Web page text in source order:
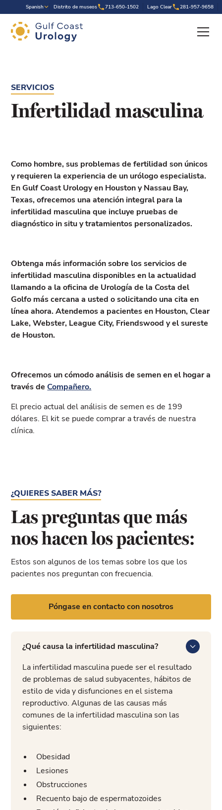
Spanish Distrito de museos 713-650-1502 Lago Clear 281-957-9658
SERVICIOS
Infertilidad masculina
Como hombre, sus problemas de fertilidad son únicos
y requieren la experiencia de un urólogo especialista.
En Gulf Coast Urology en Houston y Nassau Bay,
Texas, ofrecemos una atención integral para la
infertilidad masculina que incluye pruebas de
diagnóstico in situ y tratamientos personalizados.
Obtenga más información sobre los servicios de
infertilidad masculina disponibles en la actualidad
llamando a la oficina de Urología de la Costa del
Golfo más cercana a usted o solicitando una cita en
línea ahora. Atendemos a pacientes en Houston, Clear
Lake, Webster, League City, Friendswood y el sureste
de Houston.
Ofrecemos un cómodo análisis de semen en el hogar a
través deCompañero.
El precio actual del análisis de semen es de 199
dólares. El kit se puede comprar a través de nuestra
clínica.
¿QUIERES SABER MÁS?
Las preguntas que más
nos hacen los pacientes:
Estos son algunos de los temas sobre los que los
pacientes nos preguntan con frecuencia.
Póngase en contacto con nosotros
¿Qué causa la infertilidad masculina?
La infertilidad masculina puede ser el resultado
de problemas de salud subyacentes, hábitos de
estilo de vida y disfunciones en el sistema
reproductivo. Algunas de las causas más
comunes de la infertilidad masculina son las
siguientes:
Obesidad
Lesiones
Obstrucciones
Recuento bajo de espermatozoides